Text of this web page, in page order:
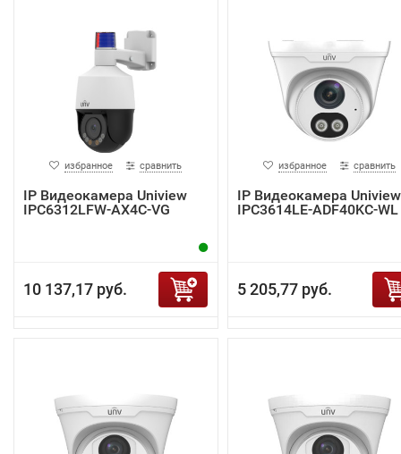
избранное сравнить
IP Видеокамера Uniview
IPC6312LFW-AX4C-VG
10 137,17 руб.
избранное сравнить
IP Видеокамера Uniview
IPC3614LE-ADF40KC-WL
5 205,77 руб.